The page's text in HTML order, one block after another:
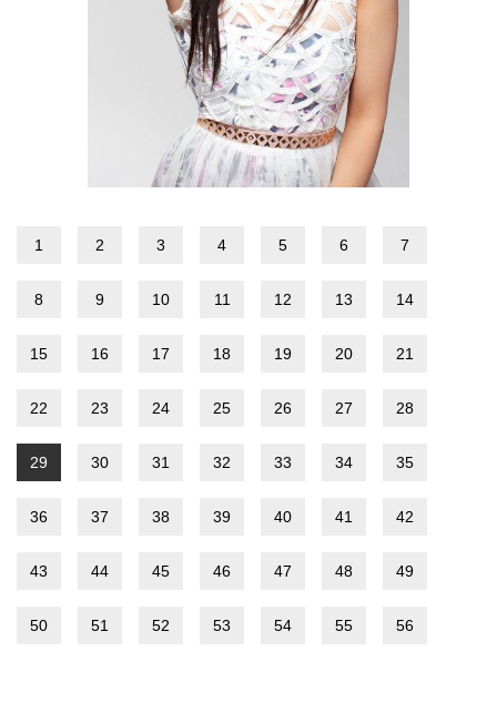
1 2 3 4 5 6 7
8 9 10 11 12 13 14
15 16 17 18 19 20 21
22 23 24 25 26 27 28
29 30 31 32 33 34 35
36 37 38 39 40 41 42
43 44 45 46 47 48 49
50 51 52 53 54 55 56